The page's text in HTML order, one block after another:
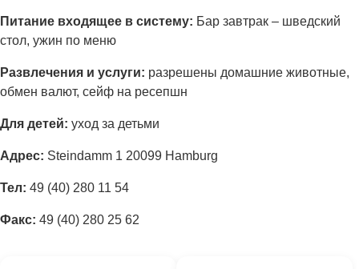
Питание входящее в систему: Бар завтрак – шведский
стол, ужин по меню
Развлечения и услуги: разрешены домашние животные,
обмен валют, сейф на ресепшн
Для детей: уход за детьми
Адрес: Steindamm 1 20099 Hamburg
Тел: 49 (40) 280 11 54
Факс: 49 (40) 280 25 62